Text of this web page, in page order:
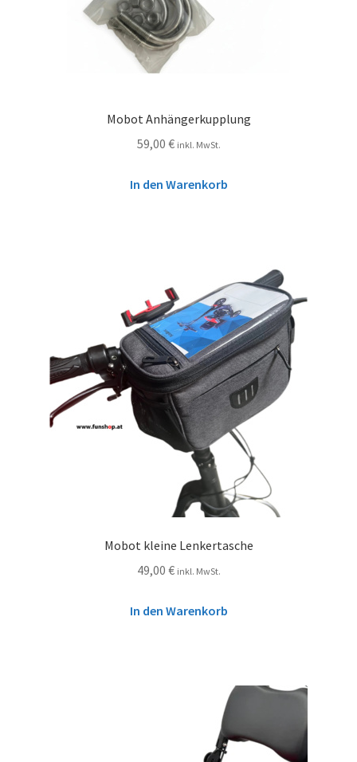
Mobot Anhängerkupplung
59,00 € inkl. MwSt.
In den Warenkorb
Mobot kleine Lenkertasche
49,00 € inkl. MwSt.
In den Warenkorb